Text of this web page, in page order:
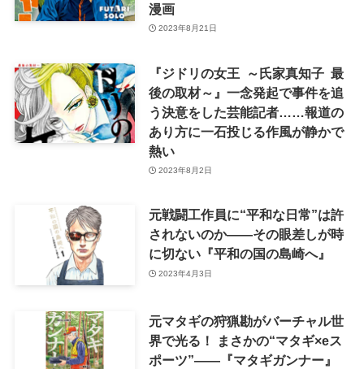
漫画
2023年8月21日
『ジドリの女王 ～氏家真知子 最
後の取材～』一念発起で事件を追
う決意をした芸能記者……報道の
あり方に一石投じる作風が静かで
熱い
2023年8月2日
元戦闘工作員に“平和な日常”は許
されないのか――その眼差しが時
に切ない『平和の国の島崎へ』
2023年4月3日
元マタギの狩猟勘がバーチャル世
界で光る！ まさかの“マタギ×eス
ポーツ”――『マタギガンナー』